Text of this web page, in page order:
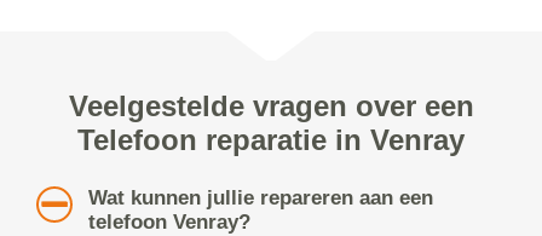
Veelgestelde vragen over een
Telefoon reparatie in Venray
Wat kunnen jullie repareren aan een
telefoon Venray?